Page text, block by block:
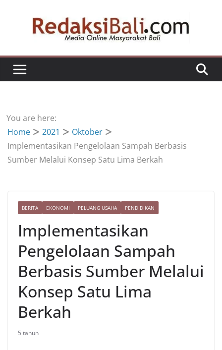
You are here:
Home
2021
Oktober
Implementasikan Pengelolaan Sampah Berbasis
Sumber Melalui Konsep Satu Lima Berkah
BERITA EKONOMI PELUANG USAHA PENDIDIKAN
Implementasikan
Pengelolaan Sampah
Berbasis Sumber Melalui
Konsep Satu Lima
Berkah
5 tahun